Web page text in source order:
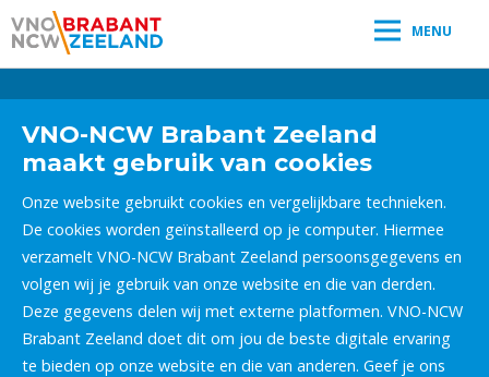
MENU
VNO-NCW Brabant Zeeland
maakt gebruik van cookies
Onze website gebruikt cookies en vergelijkbare technieken.
De cookies worden geïnstalleerd op je computer. Hiermee
verzamelt VNO-NCW Brabant Zeeland persoonsgegevens en
volgen wij je gebruik van onze website en die van derden.
Deze gegevens delen wij met externe platformen. VNO-NCW
Brabant Zeeland doet dit om jou de beste digitale ervaring
te bieden op onze website en die van anderen. Geef je ons